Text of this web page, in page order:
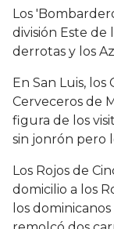
Los
división Este de
derrotas y los
En San Luis,
Cerveceros de
figura de los
sin jonrón pero
Los Rojos de
domicilio a los
los